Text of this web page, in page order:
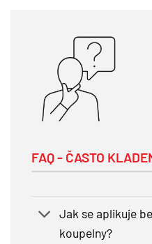
FAQ - ČASTO
Jak se aplikuje
koupelny?